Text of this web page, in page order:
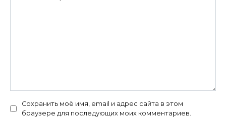
Сохранить моё имя, email и адрес сайта в этом
браузере для последующих моих комментариев.